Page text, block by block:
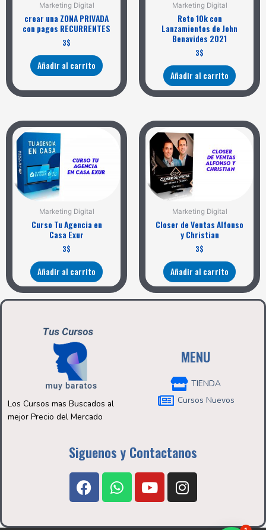
Marketing Digital
crear una ZONA PRIVADA
con pagos RECURRENTES
3$
Añadir al carrito
Marketing Digital
Reto 10k con
Lanzamientos de John
Benavides 2021
3$
Añadir al carrito
Marketing Digital
Curso Tu Agencia en
Casa Exur
3$
Añadir al carrito
Marketing Digital
Closer de Ventas Alfonso
y Christian
3$
Añadir al carrito
Los Cursos mas Buscados al
mejor Precio del Mercado
MENU
TIENDA
Cursos Nuevos
Siguenos y Contactanos
F
a
e
W
h
t
Y
o
t
I
n
t